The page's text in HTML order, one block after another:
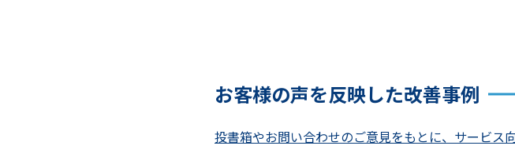
お客様の声を反映した改善事例
投書箱やお問い合わせのご意見をもとに、サービス